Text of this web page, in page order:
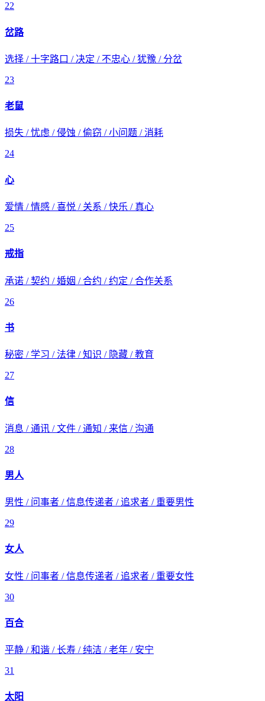
22
岔路
选择 / 十字路口 / 决定 / 不忠心 / 犹豫 / 分岔
23
老鼠
损失 / 忧虑 / 侵蚀 / 偷窃 / 小问题 / 消耗
24
心
爱情 / 情感 / 喜悦 / 关系 / 快乐 / 真心
25
戒指
承诺 / 契约 / 婚姻 / 合约 / 约定 / 合作关系
26
书
秘密 / 学习 / 法律 / 知识 / 隐藏 / 教育
27
信
消息 / 通讯 / 文件 / 通知 / 来信 / 沟通
28
男人
男性 / 问事者 / 信息传递者 / 追求者 / 重要男性
29
女人
女性 / 问事者 / 信息传递者 / 追求者 / 重要女性
30
百合
平静 / 和谐 / 长寿 / 纯洁 / 老年 / 安宁
31
太阳